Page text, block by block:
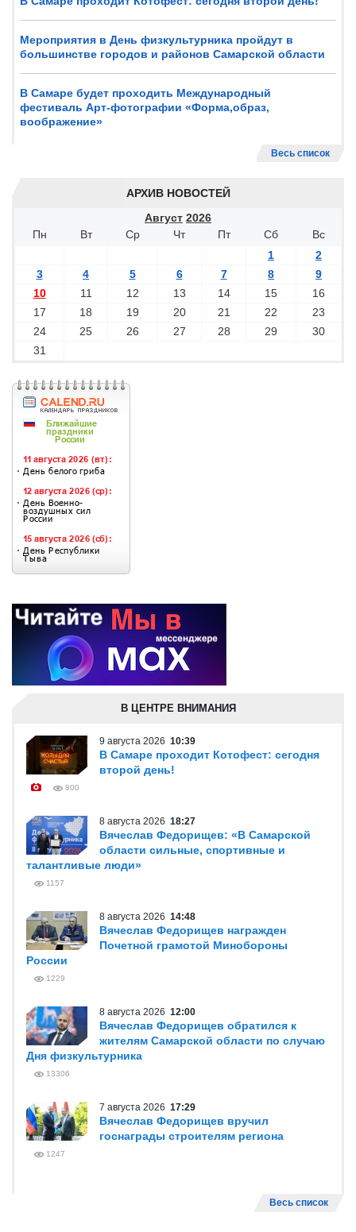
Мероприятия в День физкультурника пройдут в
большинстве городов и районов Самарской области
В Самаре будет проходить Международный
фестиваль Арт-фотографии «Форма,образ,
воображение»
Весь список
АРХИВ НОВОСТЕЙ
Август 2026
Пн
Вт Ср Чт Пт Сб
Вс
1
2
3
4 5 6 7 8
9
10
11 12 13 14 15
16
17
18 19 20 21 22
23
24
25 26 27 28 29
30
31
В ЦЕНТРЕ ВНИМАНИЯ
9 августа 2026 10:39
В Самаре проходит Котофест: сегодня
второй день!
800
8 августа 2026 18:27
Вячеслав Федорищев: «В Самарской
области сильные, спортивные и
талантливые люди»
1157
8 августа 2026 14:48
Вячеслав Федорищев награжден
Почетной грамотой Минобороны
России
1229
8 августа 2026 12:00
Вячеслав Федорищев обратился к
жителям Самарской области по случаю
Дня физкультурника
13306
7 августа 2026 17:29
Вячеслав Федорищев вручил
госнаграды строителям региона
1247
Весь список